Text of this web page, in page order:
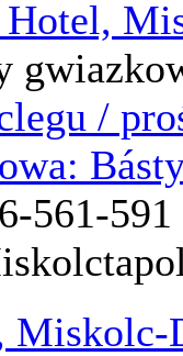
/
561-591
Miskolc-